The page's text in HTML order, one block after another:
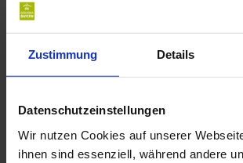
Zustimmung Details
Datenschutzeinstellungen
Wir nutzen Cookies auf unserer
ihnen sind essenziell, während andere
denkbaren Stilepochen – von Barock bis
bis Neuzeit.